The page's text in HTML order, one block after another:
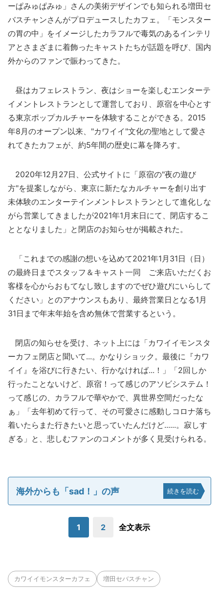
ーぱみゅぱみゅ」さんの美術デザインでも知られる増田セ
バスチャンさんがプロデュースしたカフェ。「モンスター
の胃の中」をイメージしたカラフルで毒気のあるインテリ
アとさまざまに着飾ったキャストたちが話題を呼び、国内
外からのファンで賑わってきた。
昼はカフェレストラン、夜はショーを楽しむエンターテ
イメントレストランとして運営しており、原宿を中心とす
る東京ポップカルチャーを体験することができる。2015
年8月のオープン以来、"カワイイ"文化の聖地として愛さ
れてきたカフェが、約5年間の歴史に幕を降ろす。
2020年12月27日、公式サイトに「原宿の"夜の遊び
方"を提案しながら、東京に新たなカルチャーを創り出す
未体験のエンターテインメントレストランとして進化しな
がら営業してきましたが2021年1月末日にて、閉店するこ
ととなりました」と閉店のお知らせが掲載された。
「これまでの感謝の想いを込めて2021年1月31日（日）
の最終日までスタッフ＆キャスト一同 ご来店いただくお
客様を心からおもてなし致しますのでぜひ遊びにいらして
ください」とのアナウンスもあり、最終営業日となる1月
31日まで年末年始を含め無休で営業するという。
閉店の知らせを受け、ネット上には「カワイイモンスタ
ーカフェ閉店と聞いて...。かなりショック。最後に『カワ
イイ』を浴びに行きたい、行かなければ...！」「2回しか
行ったことないけど、原宿！って感じのアソビシステム！
って感じの、カラフルで華やかで、異世界空間だったな
ぁ」「去年初めて行って、その可愛さに感動しコロナ落ち
着いたらまた行きたいと思っていたんだけど......。寂しす
ぎる」と、悲しむファンのコメントが多く見受けられる。
海外からも「sad！」の声 続きを読む
1 2 全文表示
カワイイモンスターカフェ 増田セバスチャン